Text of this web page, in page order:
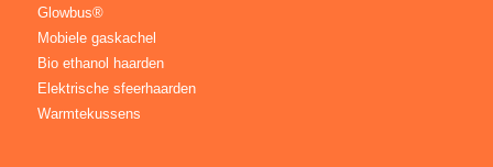
Glowbus®
Mobiele gaskachel
Bio ethanol haarden
Elektrische sfeerhaarden
Warmtekussens